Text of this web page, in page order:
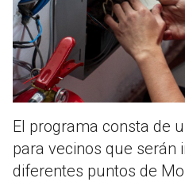
El programa consta de
para vecinos que serán
diferentes puntos de